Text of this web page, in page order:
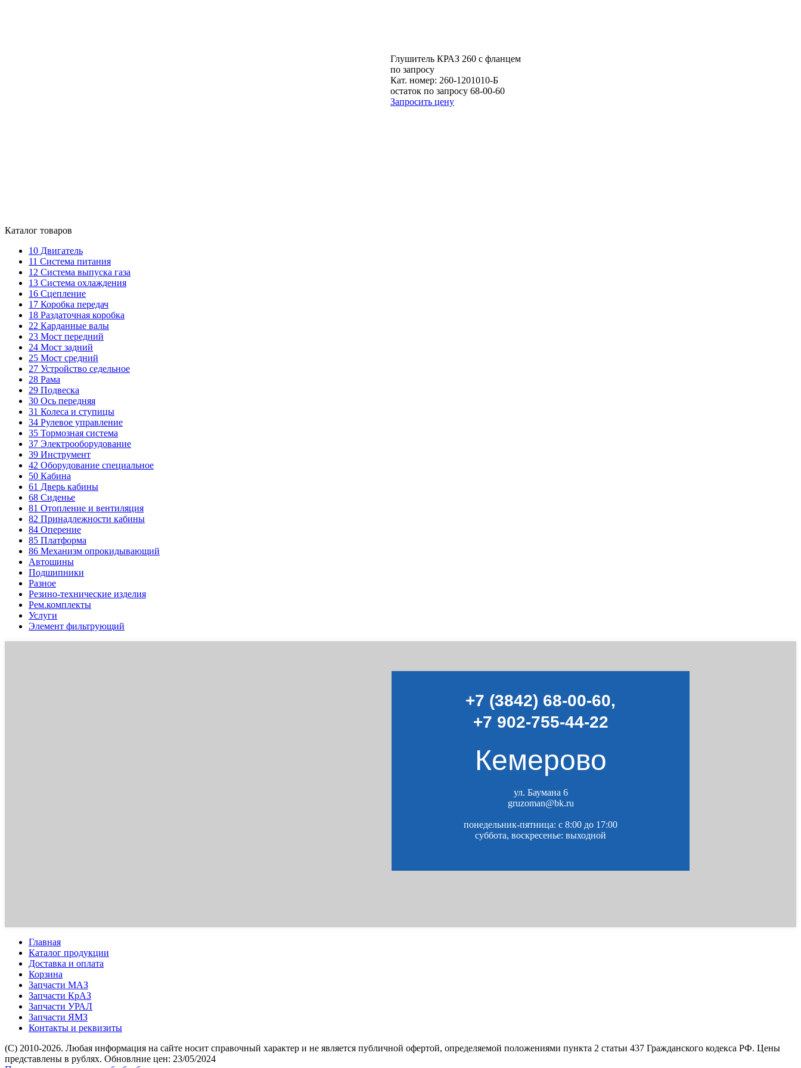
Глушитель КРАЗ 260 с фланцем
по запросу
Кат. номер: 260-1201010-Б
остаток по запросу 68-00-60
Запросить цену
Каталог товаров
10 Двигатель
11 Система питания
12 Система выпуска газа
13 Система охлаждения
16 Сцепление
17 Коробка передач
18 Раздаточная коробка
22 Карданные валы
23 Мост передний
24 Мост задний
25 Мост средний
27 Устройство седельное
28 Рама
29 Подвеска
30 Ось передняя
31 Колеса и ступицы
34 Рулевое управление
35 Тормозная система
37 Электрооборудование
39 Инструмент
42 Оборудование специальное
50 Кабина
61 Дверь кабины
68 Сиденье
81 Отопление и вентиляция
82 Принадлежности кабины
84 Оперение
85 Платформа
86 Механизм опрокидывающий
Автошины
Подшипники
Разное
Резино-технические изделия
Рем.комплекты
Услуги
Элемент фильтрующий
+7 (3842) 68-00-60,
+7 902-755-44-22
Кемерово
ул. Баумана 6
gruzoman@bk.ru
понедельник-пятница: c 8:00 до 17:00
суббота, воскресенье: выходной
Главная
Каталог продукции
Доставка и оплата
Корзина
Запчасти МАЗ
Запчасти КрАЗ
Запчасти УРАЛ
Запчасти ЯМЗ
Контакты и реквизиты
(C) 2010-2026. Любая информация на сайте носит справочный характер и не является публичной офертой, определяемой положениями пункта 2 статьи 437 Гражданского кодекса РФ. Цены
представлены в рублях. Обновлние цен: 23/05/2024